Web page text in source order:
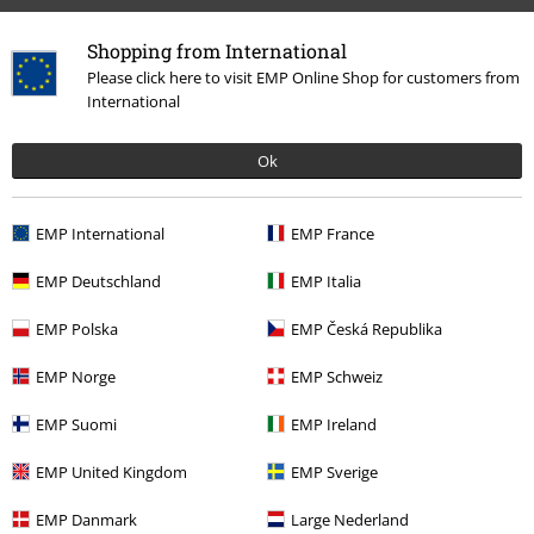
Shopping from International
Please click here to visit EMP Online Shop for customers from
International
Ok
EMP International EMP France
EMP Deutschland EMP Italia
EMP Polska EMP Česká Republika
EMP Norge EMP Schweiz
EMP Suomi EMP Ireland
EMP United Kingdom EMP Sverige
EMP Danmark Large Nederland
More categories. More options.